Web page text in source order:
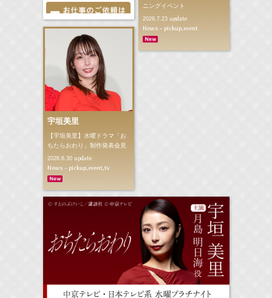
ニングイベント
2026.7.23update
News - pickup,event
宇垣美里
【宇垣美里】水曜ドラマ「お
ちたらおわり」制作発表会見
2026.6.30update
News - pickup,event,tv